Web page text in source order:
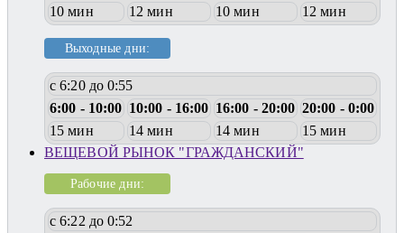
10 мин
12 мин 10 мин 12 мин
Выходные дни:
с 6:20 до 0:55
6:00 - 10:00 10:00 - 16:00 16:00 - 20:00 20:00 - 0:00
15 мин
14 мин 14 мин
15 мин
ВЕЩЕВОЙ РЫНОК "ГРАЖДАНСКИЙ"
Рабочие дни:
с 6:22 до 0:52